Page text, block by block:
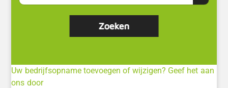
Uw bedrijfsopname toevoegen of wijzigen? Geef het aan
ons door